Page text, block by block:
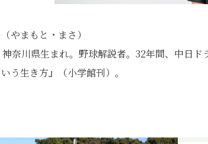
やまもと・まさ）
奈川県生まれ。野球解説者。32年間、中日
う生き方』（小学館刊）。